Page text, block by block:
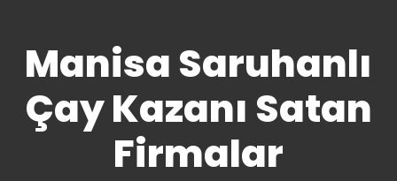
Manisa Saruhanlı
Çay Kazanı Satan
Firmalar